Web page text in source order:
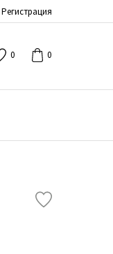
Регистрация
0 0